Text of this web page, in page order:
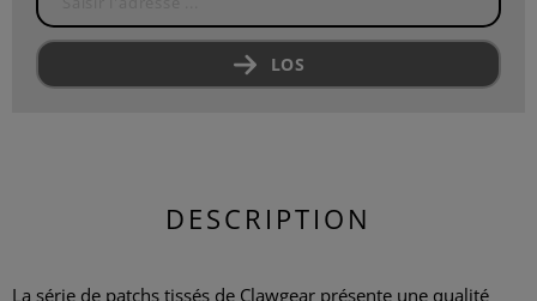
LOS
DESCRIPTION
La série de patchs tissés de Clawgear présente une qualité